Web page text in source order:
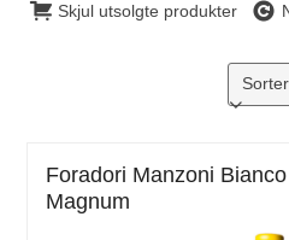
Skjul utsolgte produkter
Foradori Manzoni
Magnum